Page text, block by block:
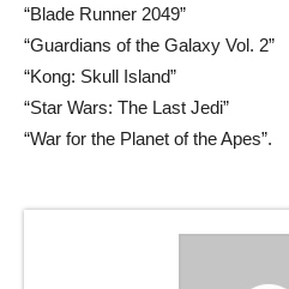
“Blade Runner 2049”
“Guardians of the Galaxy Vol. 2”
“Kong: Skull Island”
“Star Wars: The Last Jedi”
“War for the Planet of the Apes”.